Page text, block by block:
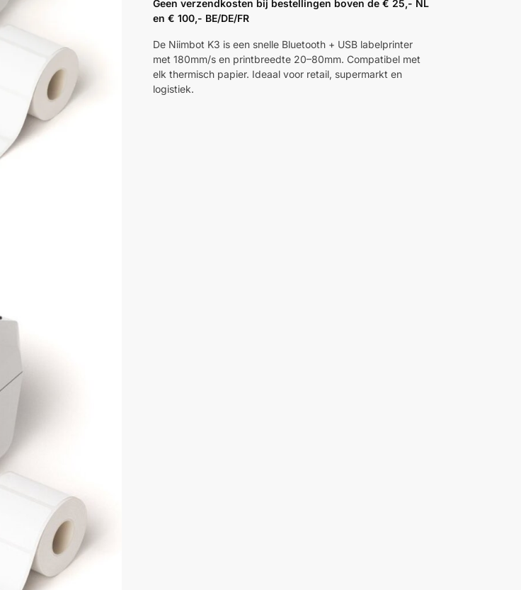
Geen verzendkosten bij bestellingen boven de € 25,- NL
en € 100,- BE/DE/FR
De Niimbot K3 is een snelle Bluetooth + USB labelprinter
met 180mm/s en printbreedte 20–80mm. Compatibel met
elk thermisch papier. Ideaal voor retail, supermarkt en
logistiek.